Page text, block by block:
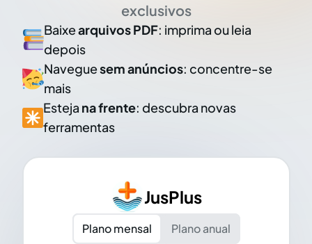
exclusivos
Baixearquivos PDF: imprima ou leia
depois
Naveguesem anúncios: concentre-se
mais
Esteja na frente: descubra novas
ferramentas
JusPlus
Plano mensal
Plano anual